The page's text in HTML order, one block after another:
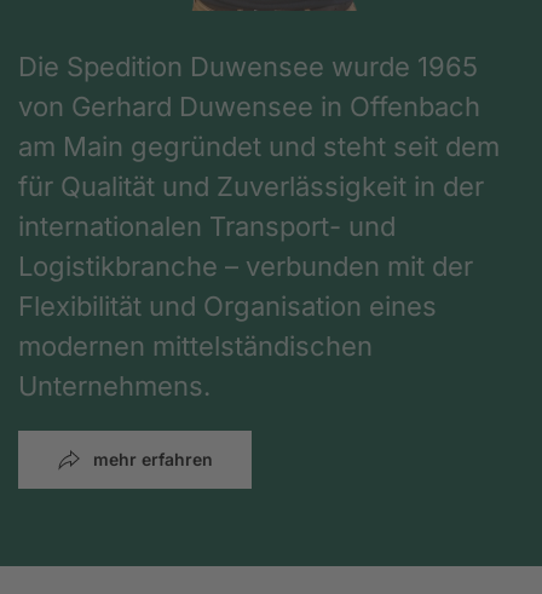
Die Spedition Duwensee wurde 1965
von Gerhard Duwensee in Offenbach
am Main gegründet und steht seit dem
für Qualität und Zuverlässigkeit in der
internationalen Transport- und
Logistikbranche – verbunden mit der
Flexibilität und Organisation eines
modernen mittelständischen
Unternehmens.
mehr erfahren